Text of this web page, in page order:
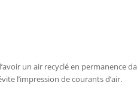
un air recyclé en permanence
l’impression de courants d’air.